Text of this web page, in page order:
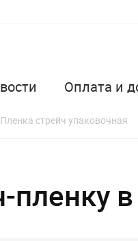
Оплата и
Пленка стрейч упаковочная
пленку